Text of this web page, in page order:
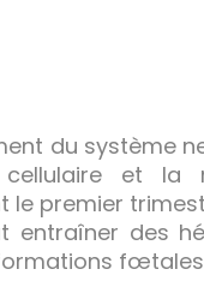
du système
et la
premier
entraîner des